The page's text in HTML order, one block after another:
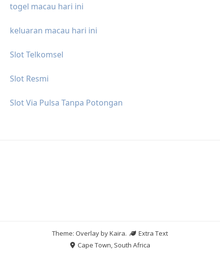
togel macau hari ini
keluaran macau hari ini
Slot Telkomsel
Slot Resmi
Slot Via Pulsa Tanpa Potongan
Theme: Overlay byKaira.
Extra Text
Cape Town, South Africa